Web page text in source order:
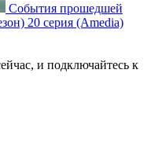
События прошедшей
20 серия (Amedia)
и подключайтесь к